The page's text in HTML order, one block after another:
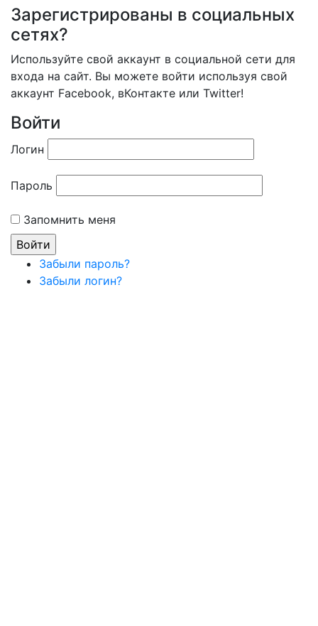
Зарегистрированы в социальных
сетях?
Используйте свой аккаунт в социальной сети для
входа на сайт. Вы можете войти используя свой
аккаунт Facebook, вКонтакте или Twitter!
Войти
Логин
Пароль
Запомнить меня
Забыли пароль?
Забыли логин?